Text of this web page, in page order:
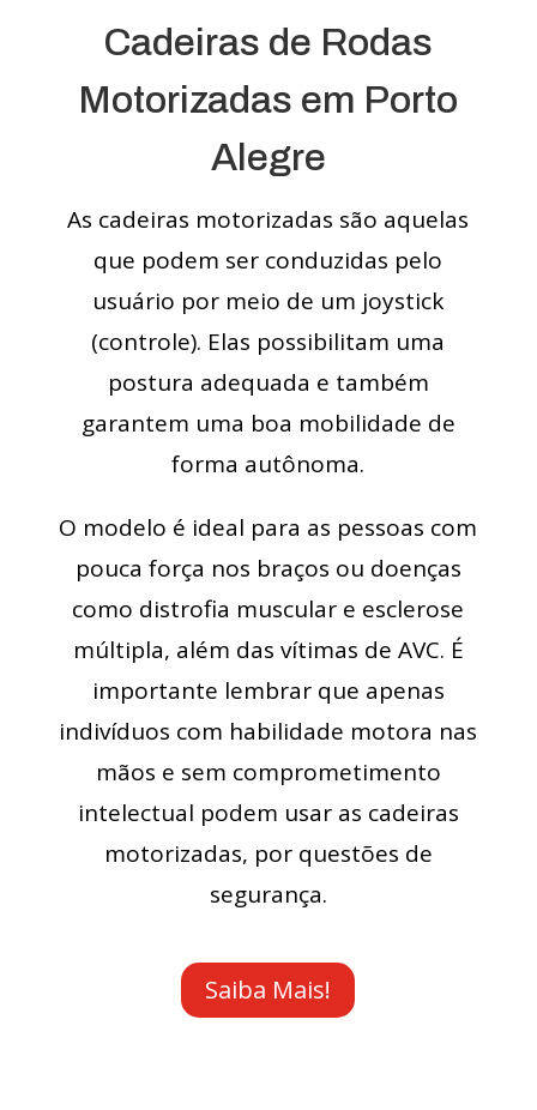
Cadeiras de Rodas
Motorizadas em Porto
Alegre
As cadeiras motorizadas são aquelas
que podem ser conduzidas pelo
usuário por meio de um joystick
(controle). Elas possibilitam uma
postura adequada e também
garantem uma boa mobilidade de
forma autônoma.
O modelo é ideal para as pessoas com
pouca força nos braços ou doenças
como distrofia muscular e esclerose
múltipla, além das vítimas de AVC. É
importante lembrar que apenas
indivíduos com habilidade motora nas
mãos e sem comprometimento
intelectual podem usar as cadeiras
motorizadas, por questões de
segurança.
Saiba Mais!